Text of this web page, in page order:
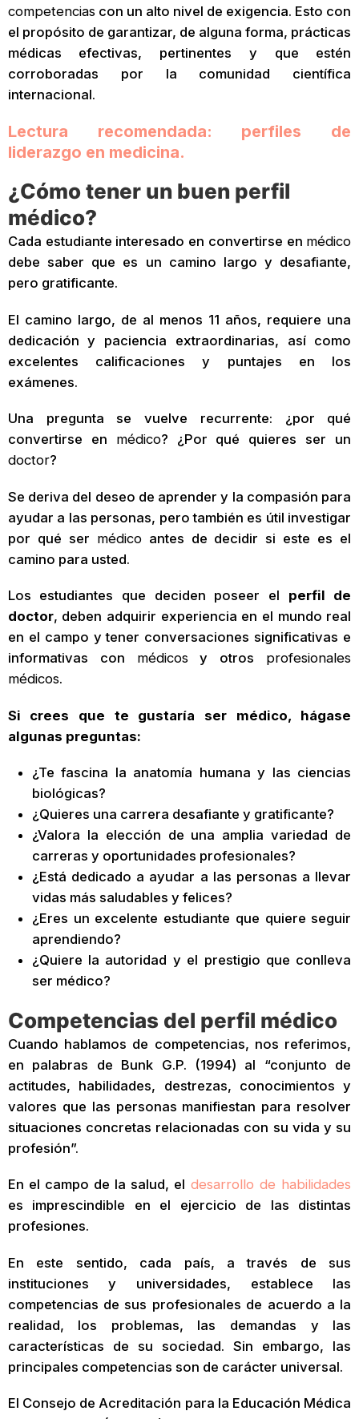
competenciascon un alto nivel de exigencia. Esto con
el propósito de garantizar, de alguna forma, prácticas
médicas efectivas, pertinentes y que estén
corroboradas por la comunidad científica
internacional.
Lectura recomendada: perfiles de
liderazgo en medicina.
¿Cómo tener un buen perfil
médico?
Cada estudiante interesado ​​en convertirse en médico
debe saber que es un camino largo y desafiante,
pero gratificante.
El camino largo, de al menos 11 años, requiere una
dedicación y paciencia extraordinarias, así como
excelentes calificaciones y puntajes en los
exámenes.
Una pregunta se vuelve recurrente: ¿por qué
convertirse en médico? ¿Por qué quieres ser un
doctor?
Se deriva del deseo de aprender y la compasión para
ayudar a las personas, pero también es útil investigar
por qué ser médicoantes de decidir si este es el
camino para usted.
Los estudiantes que deciden poseer el perfil de
doctor, deben adquirir experiencia en el mundo real
en el campo y tener conversaciones significativas e
informativas con médicosy otros profesionales
médicos.
Si crees que te gustaría ser médico, hágase
algunas preguntas:
¿Te fascina la anatomía humana y las ciencias
biológicas?
¿Quieres una carrera desafiante y gratificante?
¿Valora la elección de una amplia variedad de
carreras y oportunidades profesionales?
¿Está dedicado a ayudar a las personas a llevar
vidas más saludables y felices?
¿Eres un excelente estudiante que quiere seguir
aprendiendo?
¿Quiere la autoridad y el prestigio que conlleva
ser médico?
Competencias del perfil médico
Cuando hablamos de competencias, nos referimos,
en palabras de Bunk G.P. (1994) al “conjunto de
actitudes, habilidades, destrezas, conocimientos y
valores que las personas manifiestan para resolver
situaciones concretas relacionadas con su vida y su
profesión”.
En el campo de la salud, el desarrollo de habilidades
es imprescindible en el ejercicio de las distintas
profesiones.
En este sentido, cada país, a través de sus
instituciones y universidades, establece las
competencias de sus profesionales de acuerdo a la
realidad, los problemas, las demandas y las
características de su sociedad. Sin embargo, las
principales competencias son de carácter universal.
El Consejo de Acreditación para la Educación Médica